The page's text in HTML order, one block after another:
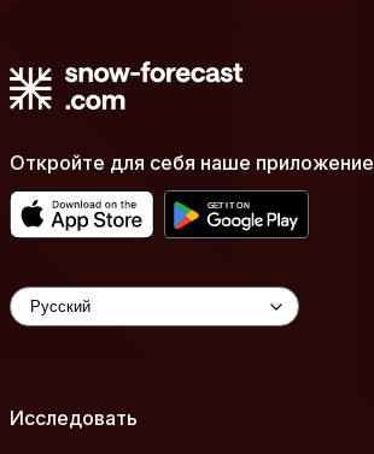
Откройте для себя наше приложение
Исследовать